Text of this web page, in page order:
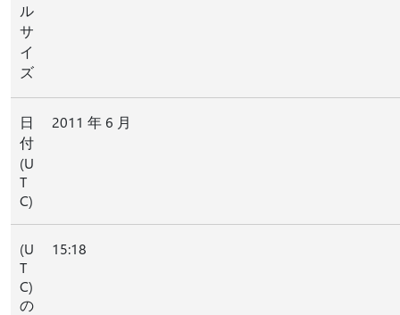
ル
サ
イ
ズ
日
付
(U
T
C)
2011 年 6 月
(U
T
C)
の
15:18